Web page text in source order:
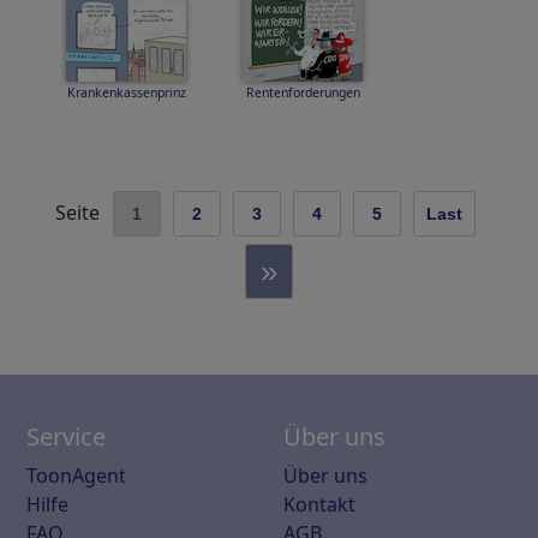
Krankenkassenprinz Rentenforderungen
Seite 1 2 3 4 5 Last
»
Service
ToonAgent
Hilfe
Über uns
Über uns
Kontakt